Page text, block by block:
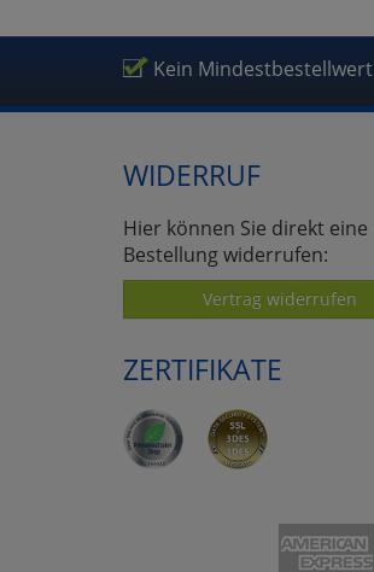
Kein Mindestbestellwert
WIDERRUF
Hier können Sie direkt eine
Bestellung widerrufen:
Vertrag widerrufen
ZERTIFIKATE